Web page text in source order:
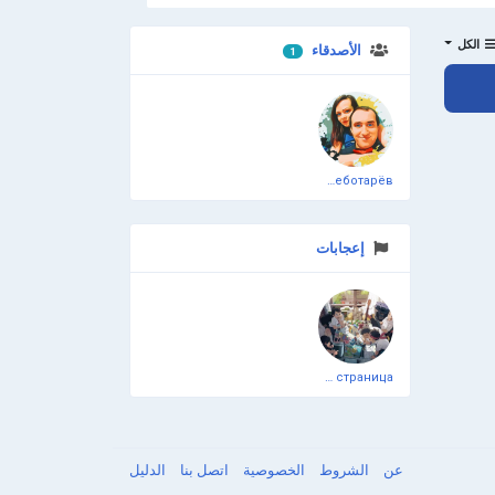
الأصدقاء 1
Дмитрий Чеботарёв
إعجابات
Официальная тестовая страница
الكل
عن الشروط الخصوصية اتصل بنا الدليل